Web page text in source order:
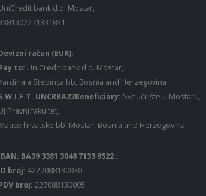
bank d.d. Mostar,
račun (EUR):
to: UniCredit bank d.d. Mostar,
Stepinca bb, Bosnia and Herzegovina
UNCRBA22Beneficiary: Sveučilište u Mostaru,
Pravni fakultet,
hrvatske bb, Mostar, Bosnia and Herzegovina
BA39 3381 3048 7133 9522 ;
broj: 4227088130030
broj: 227088130005